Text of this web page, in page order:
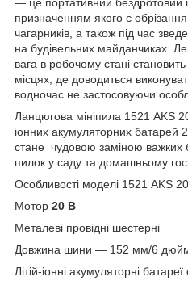
призначенням якого є
чагарників, а також під час
на будівельних майданчиках.
вага в робочому стані
місцях, де доводиться
водночас не застосовуючи
Ланцюгова мініпила 1521 AKS
іонних акумуляторних батарей
стане чудовою заміною важких
пилок у саду та домашньому
Особливості моделі 1521 AKS
Мотор 20 В
Металеві провідні шестерні
Довжина шини — 152 мм/6
Літій-іонні акумуляторні